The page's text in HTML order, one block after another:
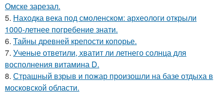
Омске зарезал.
5. Находка века под смоленском: археологи открыли
1000-летнее погребение знати.
6. Тайны древней крепости копорье.
7. Ученые ответили, хватит ли летнего солнца для
восполнения витамина D.
8. Страшный взрыв и пожар произошли на базе отдыха в
московской области.